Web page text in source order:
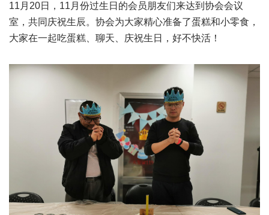
11月20日，11月份过生日的会员朋友们来达到协会会议
室，共同庆祝生辰。协会为大家精心准备了蛋糕和小零食，
大家在一起吃蛋糕、聊天、庆祝生日，好不快活！